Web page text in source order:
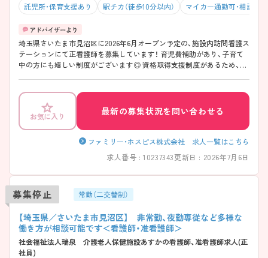
託児所・保育支援あり 駅チカ（徒歩10分以内） マイカー通勤可・相談可
埼玉県さいたま市見沼区に2026年6月オープン予定の、施設内訪問看護ス
テーションにて正看護師を募集しています！ 育児費補助があり、子育て
中の方にも嬉しい制度がございます◎ 資格取得支援制度があるため、働
お気に入り 最新の募集状況を問い合わせる
ファミリー・ホスピス株式会社 求人一覧はこちら
求人番号 : 10237343更新日 : 2026年7月6日
募集停止 常勤（二交替制）
【埼玉県／さいたま市見沼区】 非常勤、夜勤専従など多様な
働き方が相談可能です＜看護師・准看護師＞
社会福祉法人瑞泉 介護老人保健施設あすかの看護師、准看護師求人(正
社員)